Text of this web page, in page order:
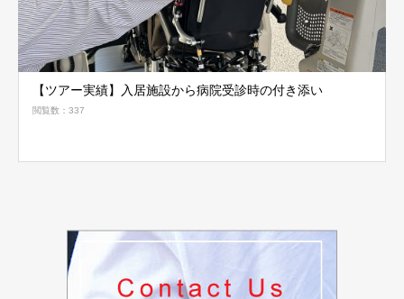
【ツアー実績】入居施設から病院受診時の付き添い
閲覧数：337